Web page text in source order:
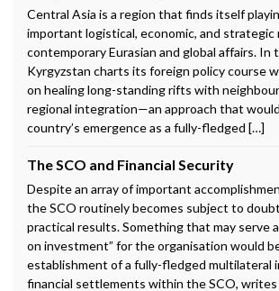
Central Asia is a region that finds itself
important logistical, economic, and strategic
contemporary Eurasian and global affairs. In
Kyrgyzstan charts its foreign policy course
on healing long-standing rifts with
regional integration—an approach that
country’s emergence as a fully-fledged […]
The SCO and Financial Security
Despite an array of important
the SCO routinely becomes subject to
practical results. Something that may serve
on investment” for the organisation would
establishment of a fully-fledged multilateral
financial settlements within the SCO, writes